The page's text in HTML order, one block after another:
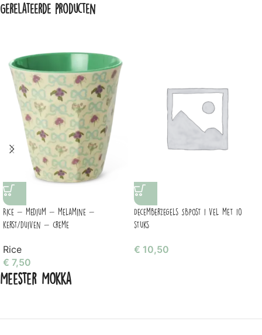
Gerelateerde producten
Rice – medium – melamine –
kerst/duiven – creme
Rice
€ 7,50
Decemberzegels SBpost 1 vel met 10
stuks
€ 10,50
Meester Mokka